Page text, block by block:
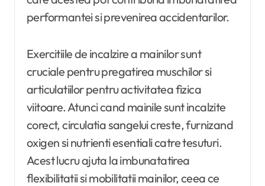
performantei si prevenirea accidentarilor.
Exercitiile de incalzire a mainilor sunt
cruciale pentru pregatirea muschilor si
articulatiilor pentru activitatea fizica
viitoare. Atunci cand mainile sunt incalzite
corect, circulatia sangelui creste, furnizand
oxigen si nutrienti esentiali catre tesuturi.
Acest lucru ajuta la imbunatatirea
flexibilitatii si mobilitatii mainilor, ceea ce